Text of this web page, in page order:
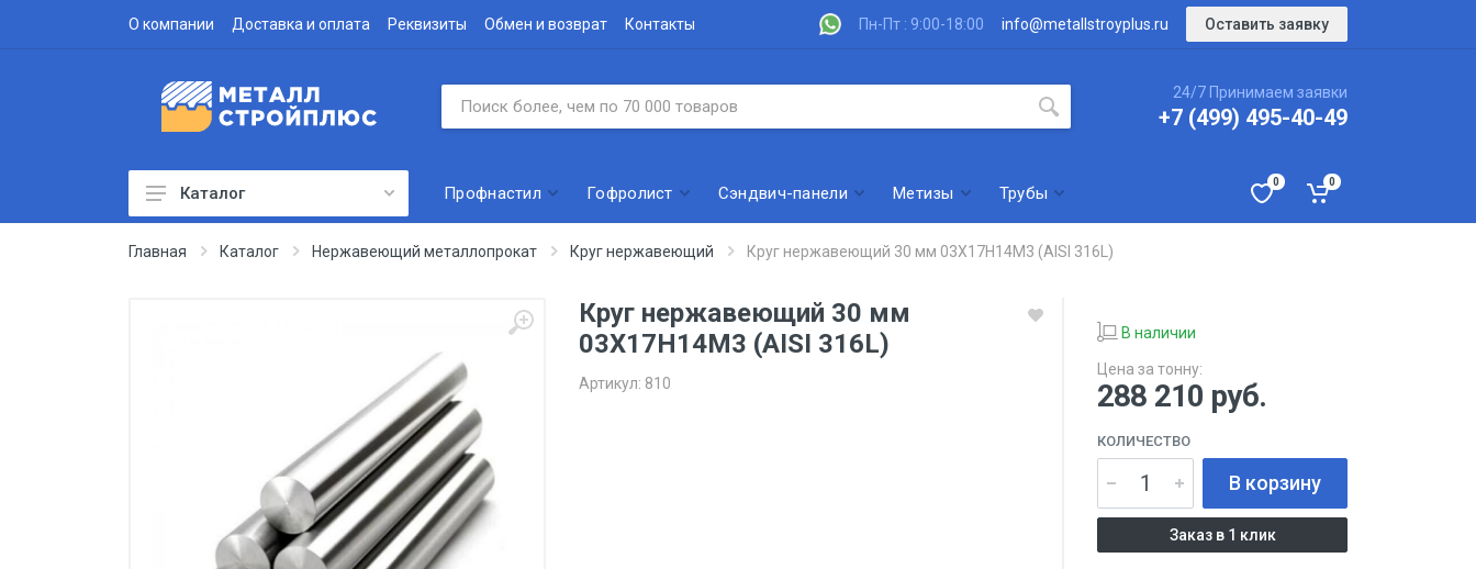
О компании Доставка и оплата Реквизиты Обмен и возврат Контакты Пн-Пт : 9:00-18:00 info@metallstroyplus.ru Оставить заявку
24/7 Принимаем заявки
+7 (499) 495-40-49
Профнастил
Производство
Штакетник
Каталог Профнастил Гофролист Сэндвич-панели Метизы Трубы
0 0
Главная Каталог Нержавеющий металлопрокат Круг нержавеющий Круг нержавеющий 30 мм 03Х17Н14М3 (AISI 316L)
Круг нержавеющий 30 мм
03Х17Н14М3 (AISI 316L)
Артикул: 810
В наличии
Цена за тонну:
288 210 руб.
КОЛИЧЕСТВО
В корзину
Заказ в 1 клик